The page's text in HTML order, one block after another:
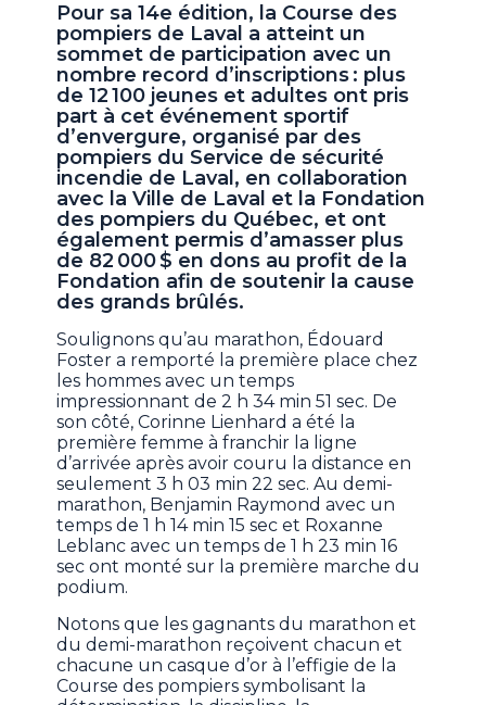
Pour sa 14e édition, la Course des
pompiers de Laval a atteint un
sommet de participation avec un
nombre record d’inscriptions : plus
de 12 100 jeunes et adultes ont pris
part à cet événement sportif
d’envergure, organisé par des
pompiers du Service de sécurité
incendie de Laval, en collaboration
avec la Ville de Laval et la Fondation
des pompiers du Québec, et ont
également permis d’amasser plus
de 82 000 $ en dons au profit de la
Fondation afin de soutenir la cause
des grands brûlés.
Soulignons qu’au marathon, Édouard
Foster a remporté la première place chez
les hommes avec un temps
impressionnant de 2 h 34 min 51 sec. De
son côté, Corinne Lienhard a été la
première femme à franchir la ligne
d’arrivée après avoir couru la distance en
seulement 3 h 03 min 22 sec. Au demi-
marathon, Benjamin Raymond avec un
temps de 1 h 14 min 15 sec et Roxanne
Leblanc avec un temps de 1 h 23 min 16
sec ont monté sur la première marche du
podium.
Notons que les gagnants du marathon et
du demi-marathon reçoivent chacun et
chacune un casque d’or à l’effigie de la
Course des pompiers symbolisant la